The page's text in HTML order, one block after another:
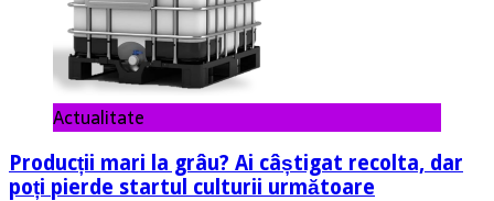
Actualitate
Producții mari la grâu? Ai câștigat recolta, dar
poți pierde startul culturii următoare